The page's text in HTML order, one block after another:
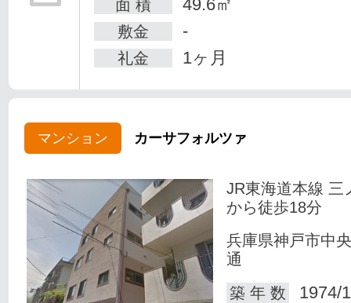
面 積 49.6㎡
敷金 -
礼金 1ヶ月
マンション カーサフォルツァ
JR東海道本線 三
から徒歩18分
兵庫県神戸市中
通
築 年 数
1974/